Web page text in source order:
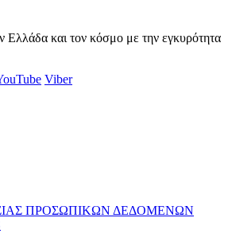
Ελλάδα και τον κόσμο με την εγκυρότητα
Viber
ΠΡΟΣΩΠΙΚΩΝ ΔΕΔΟΜΕΝΩΝ